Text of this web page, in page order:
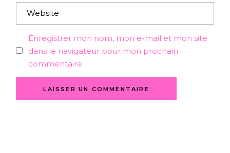
Enregistrer mon nom, mon e-mail et mon site
dans le navigateur pour mon prochain
commentaire.
LAISSER UN COMMENTAIRE